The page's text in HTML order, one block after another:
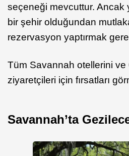
seçeneği mevcuttur. Ancak
bir şehir olduğundan
rezervasyon yaptırmak
Tüm Savannah otellerini ve
ziyaretçileri için fırsatları
Savannah’ta